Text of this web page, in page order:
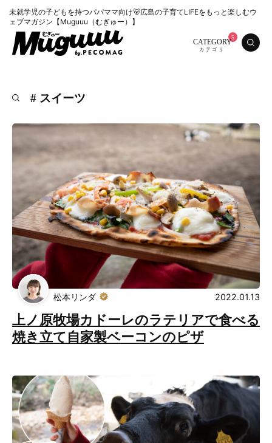
未就学児の子どもを持つパパママ向け🐻広島の子育てLIFEをもっと楽しむウ
ェブマガジン【Muguuu（むぎゅー）】
CATEGORY
くらし
おいしい お知らせ
おでかけ
広告掲載について プライバシーポリシー
インフォマティブデータポリシ
ー
お問合せ
# スイーツ
上ノ原牧場カドーレのラテリアで食べる
焼き立て自家製ベーコンのピザ
松本リンダ 2022.01.13